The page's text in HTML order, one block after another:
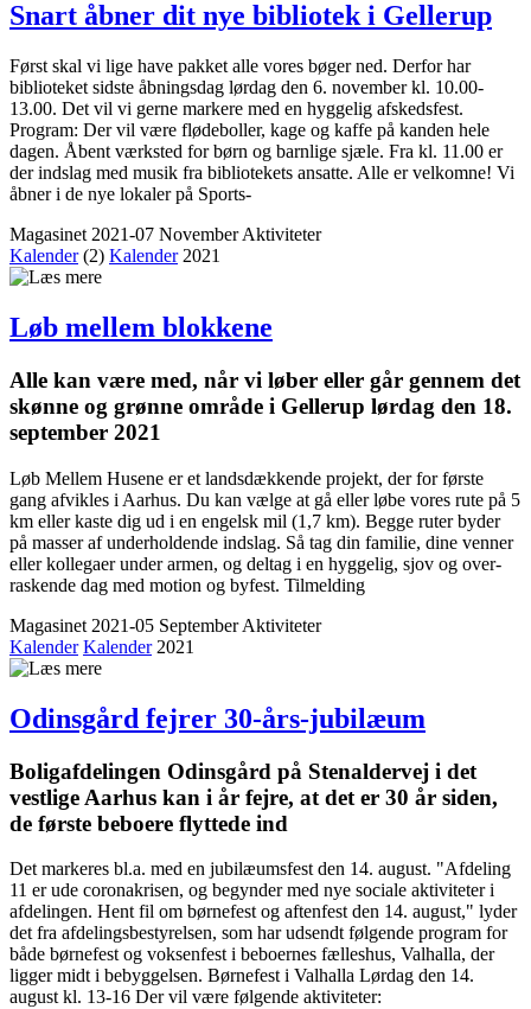
Snart åbner dit nye bibliotek i Gellerup
Først skal vi lige have pakket alle vores bøger ned. Derfor har
biblioteket sidste åbningsdag lørdag den 6. november kl. 10.00-
13.00. Det vil vi gerne markere med en hyggelig afskedsfest.
Program: Der vil være flødeboller, kage og kaffe på kanden hele
dagen. Åbent værksted for børn og barnlige sjæle. Fra kl. 11.00 er
der indslag med musik fra bibliotekets ansatte. Alle er velkomne! Vi
åbner i de nye lokaler på Sports-
Magasinet 2021-07 November Aktiviteter
Kalender (2) Kalender2021
Løb mellem blokkene
Alle kan være med, når vi løber eller går gennem det
skønne og grønne område i Gellerup lørdag den 18.
september 2021
Løb Mellem Husene er et landsdækkende projekt, der for første
gang afvikles i Aarhus. Du kan vælge at gå eller løbe vores rute på 5
km eller kaste dig ud i en engelsk mil (1,7 km). Begge ruter byder
på masser af underholdende indslag. Så tag din familie, dine venner
eller kollegaer under armen, og deltag i en hyggelig, sjov og over­
raskende dag med motion og byfest. Tilmelding
Magasinet 2021-05 September Aktiviteter
Kalender Kalender2021
Odinsgård fejrer 30-års-jubilæum
Boligafdelingen Odinsgård på Stenaldervej i det
vestlige Aarhus kan i år fejre, at det er 30 år siden,
de første beboere flyttede ind
Det markeres bl.a. med en jubilæumsfest den 14. august. "Afdeling
11 er ude coronakrisen, og begynder med nye sociale aktiviteter i
afdelingen. Hent fil om børnefest og aftenfest den 14. august," lyder
det fra afdelingsbestyrelsen, som har udsendt følgende program for
både børnefest og voksenfest i beboernes fælleshus, Valhalla, der
ligger midt i bebyggelsen. Børnefest i Valhalla Lørdag den 14.
august kl. 13-16 Der vil være følgende aktiviteter: